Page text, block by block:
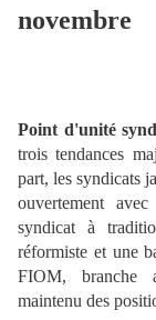
novembre
Point d'unité
trois tendances
part, les syndicats
ouvertement
syndicat à
réformiste et une
FIOM, branche
maintenu des